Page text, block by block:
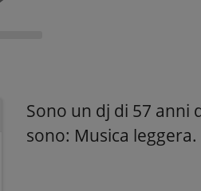
Sono un dj di 57 anni
sono: Musica leggera.